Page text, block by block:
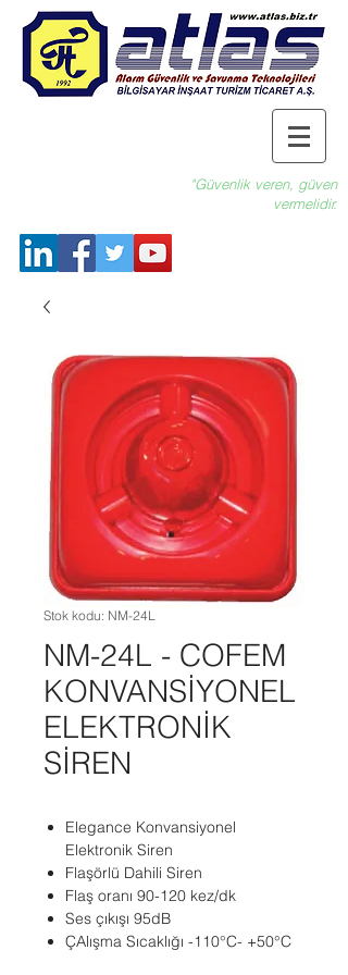
"Güvenlik veren, güven
vermelidir.
Stok kodu: NM-24L
NM-24L - COFEM
KONVANSİYONEL
ELEKTRONİK
SİREN
Elegance Konvansiyonel
Elektronik Siren
Flaşörlü Dahili Siren
Flaş oranı 90-120 kez/dk
Ses çıkışı 95dB
ÇAlışma Sıcaklığı -110°C- +50°C